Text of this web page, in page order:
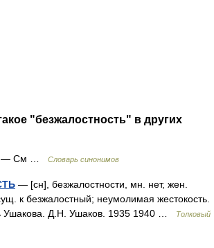
"безжалостность" в других
— См … Словарь синонимов
— [сн], безжалостности, мн. нет, жен.
к безжалостный; неумолимая жестокость.
Ушакова. Д.Н. Ушаков. 1935 1940 …
Толковый